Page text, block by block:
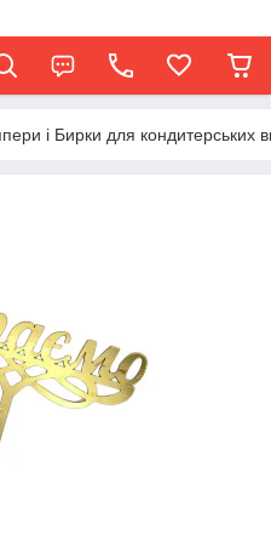
і Бирки для кондитерських